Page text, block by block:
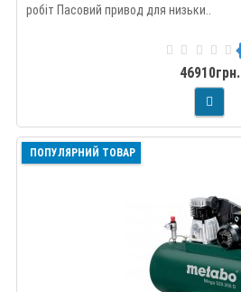
робіт Пасовий привод для низьки..
46910грн.
ПОПУЛЯРНИЙ ТОВАР